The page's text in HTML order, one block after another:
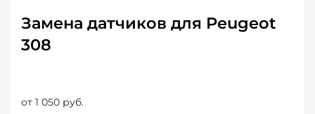
Замена датчиков для Peugeot
308
от 1 050 руб.